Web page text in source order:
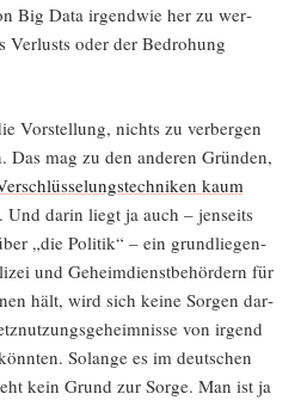
Big Data irgend­wie her zu wer­
Ver­lusts oder der Bedro­hung
Vor­stel­lung, nichts zu ver­ber­gen
Das mag zu den ande­ren Grün­den,
kaum
Und dar­in liegt ja auch – jen­seits
„die Poli­tik“ – ein grund­lie­gen­
und Geheim­dienst­be­hör­dern für
hält, wird sich kei­ne Sor­gen dar­
von irgend
Solan­ge es im deut­schen
kein Grund zur Sor­ge. Man ist ja